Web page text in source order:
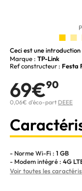
Ceci est une introduction
Marque : TP-Link
Ref constructeur : Festa
69€90
0,06€ d'éco-part DEEE
- Norme Wi-Fi : 1 GB
- Modem intégré : 4G
Voir toutes les